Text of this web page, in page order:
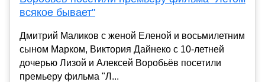
всякое бывает"
Дмитрий Маликов с женой Еленой и восьмилетним
сыном Марком, Виктория Дайнеко с 10-летней
дочерью Лизой и Алексей Воробьёв посетили
премьеру фильма "Л...